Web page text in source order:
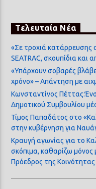
Τελευταία Νέα
«Σε τροχιά κατάρρευσης
SEATRAC, σκουπίδια και
«Υπάρχουν σοβαρές
χρόνο» – Απάντηση με
Κωνσταντίνος
Δημοτικού Συμβουλίου
Τίμος Παπαδάτος στο
στην κυβέρνηση για
Κραυγή αγωνίας για το
σκόπιμα, καθαρίζω μόνος
Πρόεδρος της Κοινότητας